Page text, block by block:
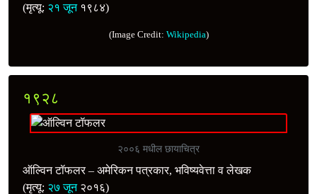
(मृत्यू: २१ जून१९८४)
(Image Credit: Wikipedia)
१९२८
२००६ मधील छायाचित्र
ऑल्विन टॉफलर – अमेरिकन पत्रकार, भविष्यवेत्ता व लेखक
(मृत्यू: २७ जून२०१६)